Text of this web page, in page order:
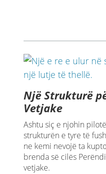
Një Strukturë
Vetjake
Ashtu siç e njohin
strukturën e tyre të
ne kemi nevojë ta
brenda së cilës
vetjake.